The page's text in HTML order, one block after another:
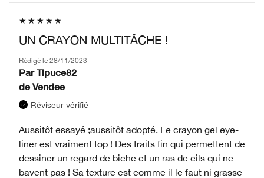
UN CRAYON MULTITÂCHE !
Rédigé le 28/11/2023
Par Tipuce82
de Vendee
Réviseur vérifié
Aussitôt essayé ;aussitôt adopté. Le crayon gel eye-
liner est vraiment top ! Des traits fin qui permettent de
dessiner un regard de biche et un ras de cils qui ne
bavent pas ! Sa texture est comme il le faut ni grasse